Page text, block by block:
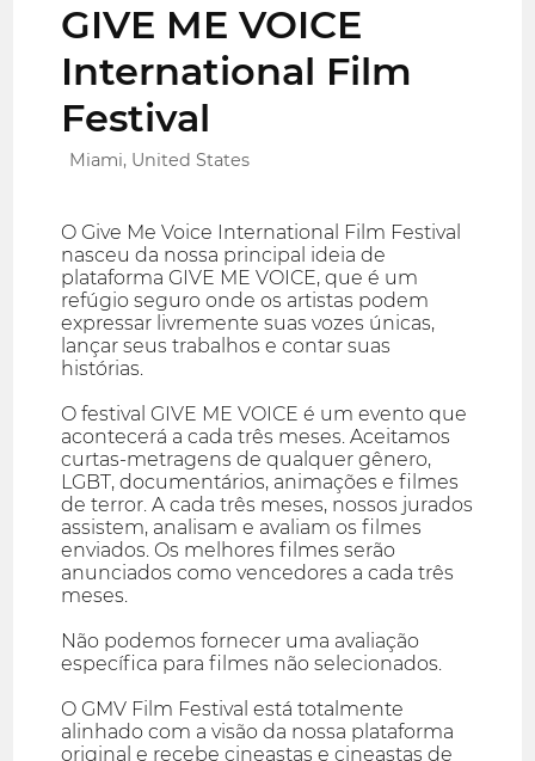
GIVE ME VOICE
International Film
Festival
Miami, United States
O Give Me Voice International Film Festival
nasceu da nossa principal ideia de
plataforma GIVE ME VOICE, que é um
refúgio seguro onde os artistas podem
expressar livremente suas vozes únicas,
lançar seus trabalhos e contar suas
histórias.
O festival GIVE ME VOICE é um evento que
acontecerá a cada três meses. Aceitamos
curtas-metragens de qualquer gênero,
LGBT, documentários, animações e filmes
de terror. A cada três meses, nossos jurados
assistem, analisam e avaliam os filmes
enviados. Os melhores filmes serão
anunciados como vencedores a cada três
meses.
Não podemos fornecer uma avaliação
específica para filmes não selecionados.
O GMV Film Festival está totalmente
alinhado com a visão da nossa plataforma
original e recebe cineastas e cineastas de